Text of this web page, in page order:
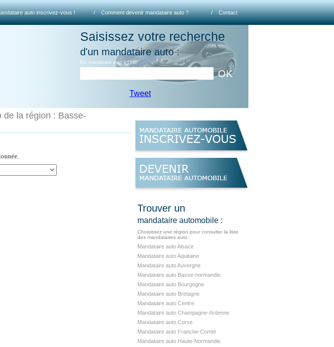
auto inscrivez-vous ! / Comment devenir mandataire auto ? / Contact
Saisissez votre recherche
d'un mandataire auto :
Ex: mandataire auto à Lyon
OK
Tweet
de la région : Basse-
Trouver un
mandataire automobile :
Choisissez une région pour consulter la liste
des mandataires auto :
Mandataire auto Alsace
Mandataire auto Aquitaine
Mandataire auto Auvergne
Mandataire auto Basse-normandie
Mandataire auto Bourgogne
Mandataire auto Bretagne
Mandataire auto Centre
Mandataire auto Champagne-Ardenne
Mandataire auto Corse
Mandataire auto Franche-Comté
Mandataire auto Haute-Normandie